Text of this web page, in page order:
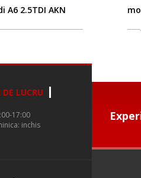
2.5TDI AKN
LUCRU
17:00
inchis